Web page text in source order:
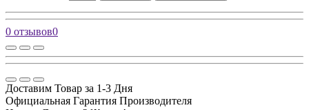
0 отзывов0
Доставим Товар за 1-3 Дня
Официальная Гарантия Производителя